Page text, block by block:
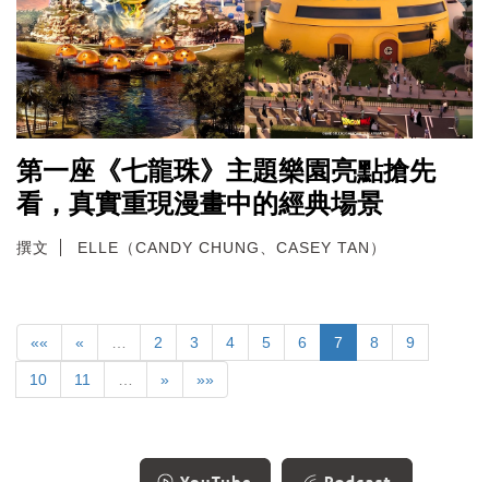
第一座《七龍珠》主題樂園亮點搶先
看，真實重現漫畫中的經典場景
撰文 ELLE（CANDY CHUNG、CASEY TAN）
«« « 2 3 4 5 6 7 8 9
10 11 » »»